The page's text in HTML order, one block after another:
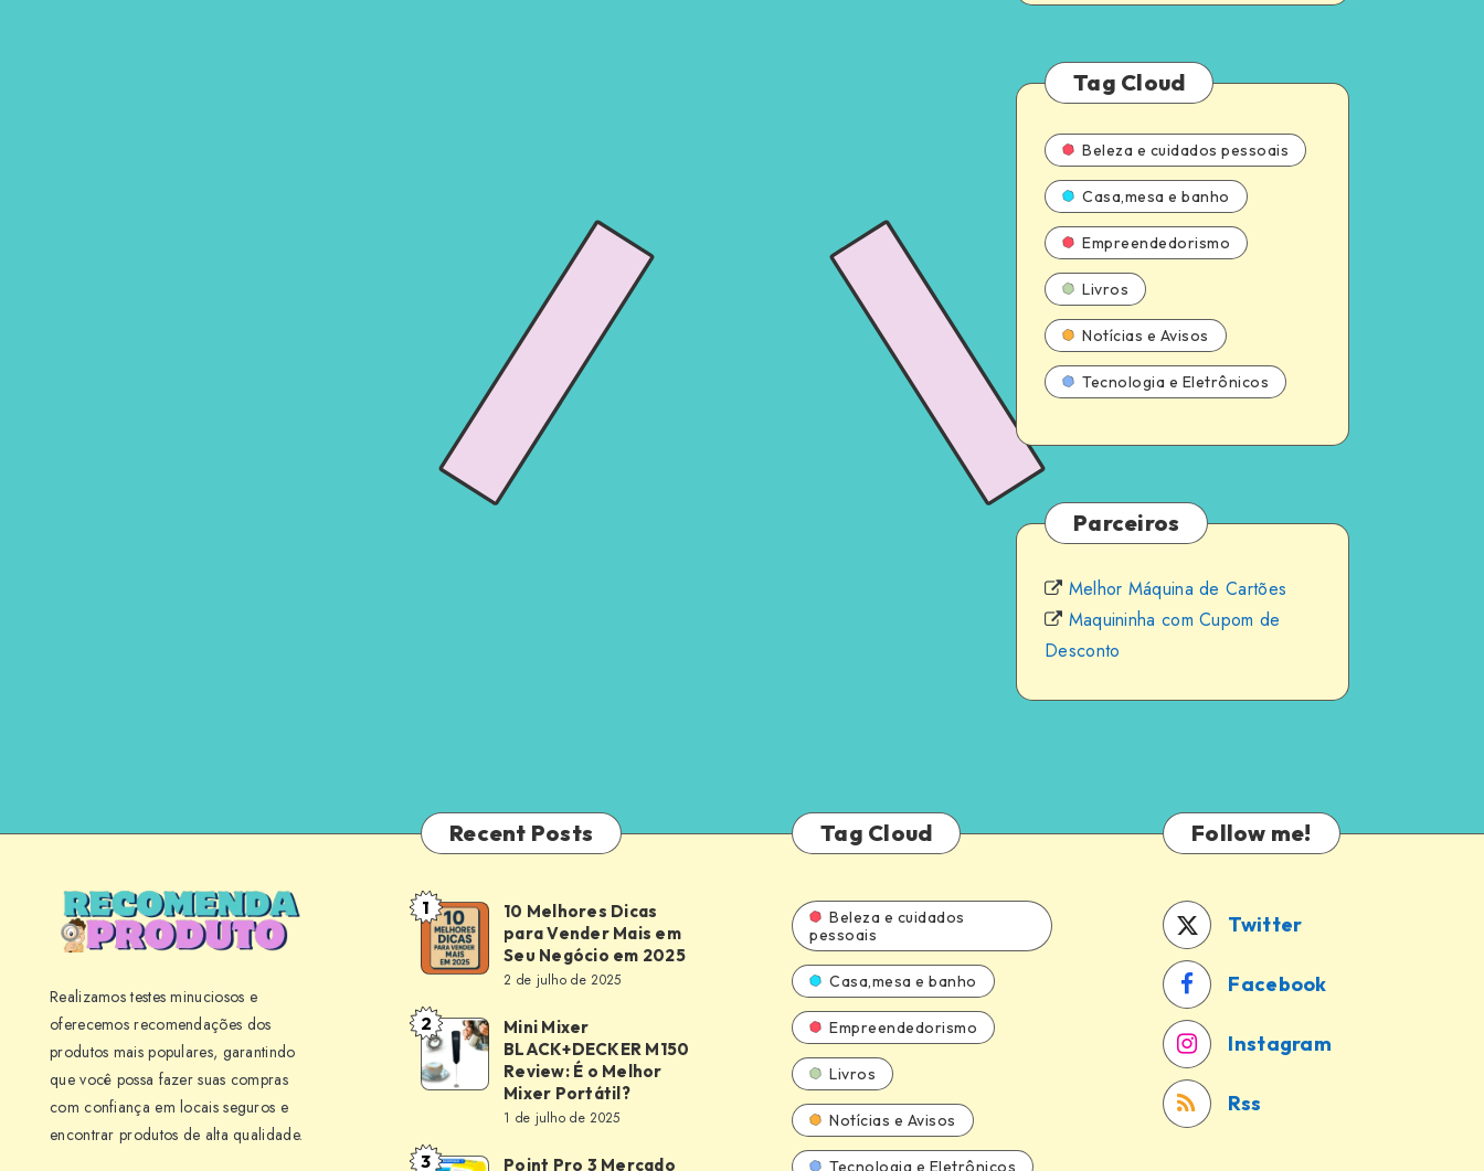
Tag Cloud
Beleza e cuidados pessoais
Casa,mesa e banho
Empreendedorismo
Livros
Notícias e Avisos
Tecnologia e Eletrônicos
Parceiros
Melhor Máquina de Cartões
Maquininha com Cupom de
Desconto
Realizamos testes minuciosos e
oferecemos recomendações dos
produtos mais populares, garantindo
que você possa fazer suas compras
com confiança em locais seguros e
encontrar produtos de alta qualidade.
Recent Posts
10
Melhores
Dicas
para
Vender
Mais
Negócio
1
10 Melhores Dicas
para Vender Mais em
Seu Negócio em 2025
2 de julho de 2025
Mini
Mixer
BLACK+DECKER
Review:
2
Mini Mixer
BLACK+DECKER M150
Review: É o Melhor
Mixer Portátil?
1 de julho de 2025
3 Point Pro 3 Mercado
Tag Cloud
Beleza e cuidados
pessoais
Casa,mesa e banho
Empreendedorismo
Livros
Notícias e Avisos
Tecnologia e Eletrônicos
Follow me!
Twitter
Facebook
Instagram
Rss